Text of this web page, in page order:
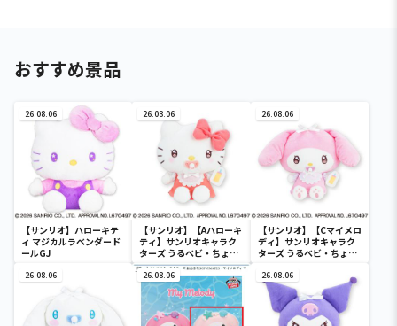
おすすめ景品
26.08.06
【サンリオ】ハローキテ
ィ マジカルラベンダード
ールGJ
26.08.06
【サンリオ】【Aハローキ
ティ】サンリオキャラク
ターズ うるベビ・ちょい
デカドール
26.08.06
【サンリオ】【Cマイメロ
ディ】サンリオキャラク
ターズ うるベビ・ちょい
26.08.06 26.08.06 26.08.06